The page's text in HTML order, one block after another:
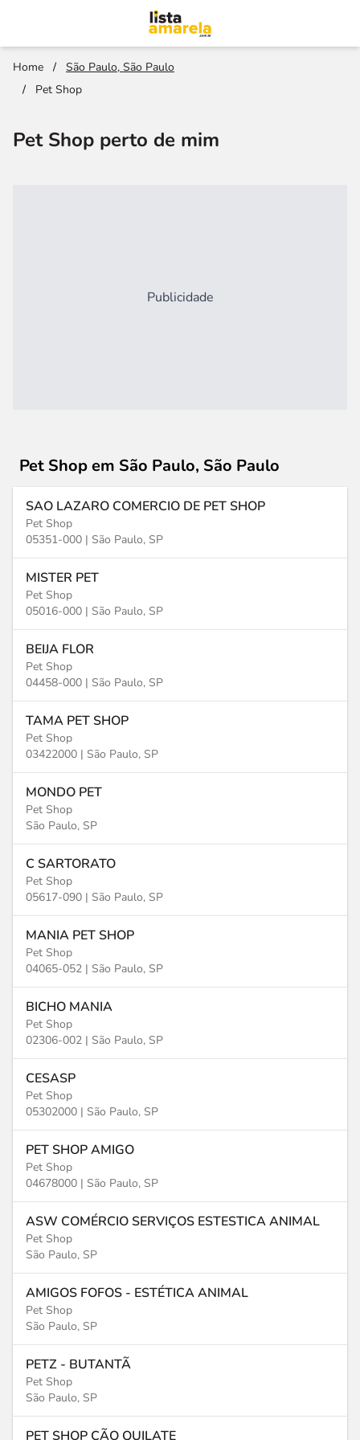
Home /
São Paulo, São Paulo
/
Pet Shop
Pet Shop perto de mim
Publicidade
Pet Shopem São Paulo, São Paulo
SAO LAZARO COMERCIO DE PET SHOP
Pet Shop
05351-000 | São Paulo, SP
MISTER PET
Pet Shop
05016-000 | São Paulo, SP
BEIJA FLOR
Pet Shop
04458-000 | São Paulo, SP
TAMA PET SHOP
Pet Shop
03422000 | São Paulo, SP
MONDO PET
Pet Shop
São Paulo, SP
C SARTORATO
Pet Shop
05617-090 | São Paulo, SP
MANIA PET SHOP
Pet Shop
04065-052 | São Paulo, SP
BICHO MANIA
Pet Shop
02306-002 | São Paulo, SP
CESASP
Pet Shop
05302000 | São Paulo, SP
PET SHOP AMIGO
Pet Shop
04678000 | São Paulo, SP
ASW COMÉRCIO SERVIÇOS ESTESTICA ANIMAL
Pet Shop
São Paulo, SP
AMIGOS FOFOS - ESTÉTICA ANIMAL
Pet Shop
São Paulo, SP
PETZ - BUTANTÃ
Pet Shop
São Paulo, SP
PET SHOP CÃO QUILATE